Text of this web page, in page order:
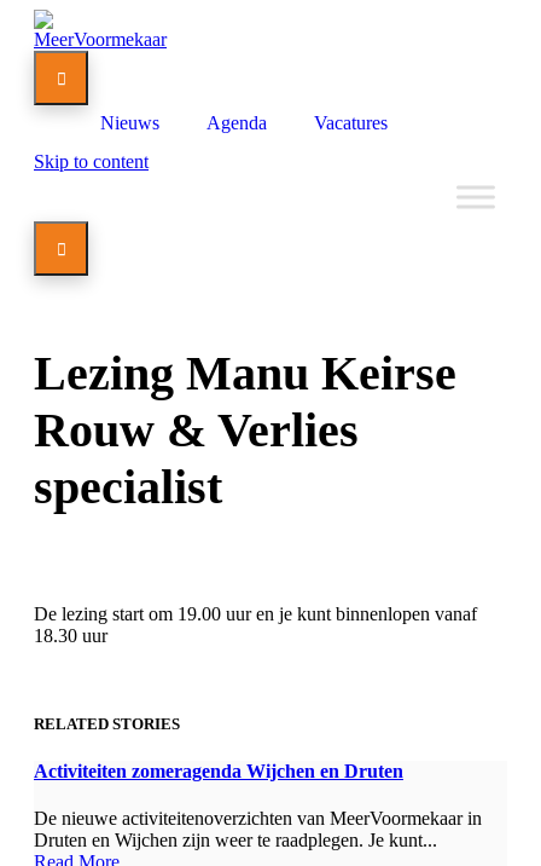

Nieuws Agenda
Vacatures
Skip to content

Lezing Manu Keirse
Rouw & Verlies
specialist
De lezing start om 19.00 uur en je kunt binnenlopen vanaf
18.30 uur
RELATED STORIES
Activiteiten zomeragenda Wijchen en Druten
De nieuwe activiteitenoverzichten van MeerVoormekaar in
Druten en Wijchen zijn weer te raadplegen. Je kunt...